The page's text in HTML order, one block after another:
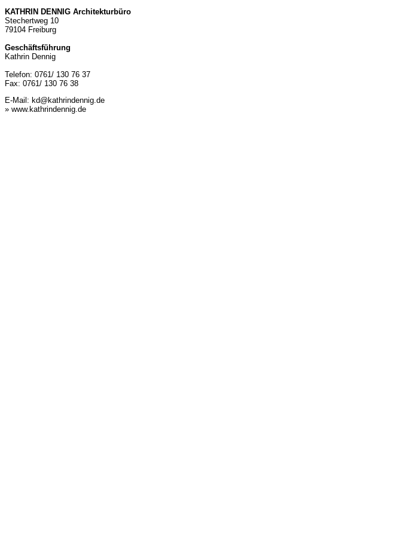
KATHRIN DENNIG Architekturbüro
Stechertweg 10
79104 Freiburg
Geschäftsführung
Kathrin Dennig
Telefon: 0761/ 130 76 37
Fax: 0761/ 130 76 38
E-Mail: kd@kathrindennig.de
» www.kathrindennig.de